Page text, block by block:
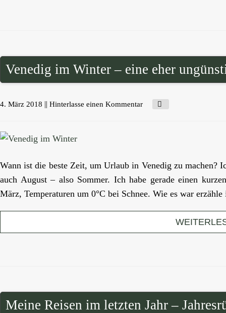
Venedig im Winter – eine eher
4. März 2018 || Hinterlasse einen Kommentar
Wann ist die beste Zeit, um Urlaub in Venedig zu machen?
auch August – also Sommer. Ich habe gerade einen
März, Temperaturen um 0°C bei Schnee. Wie es war
Meine Reisen im letzten Jahr –